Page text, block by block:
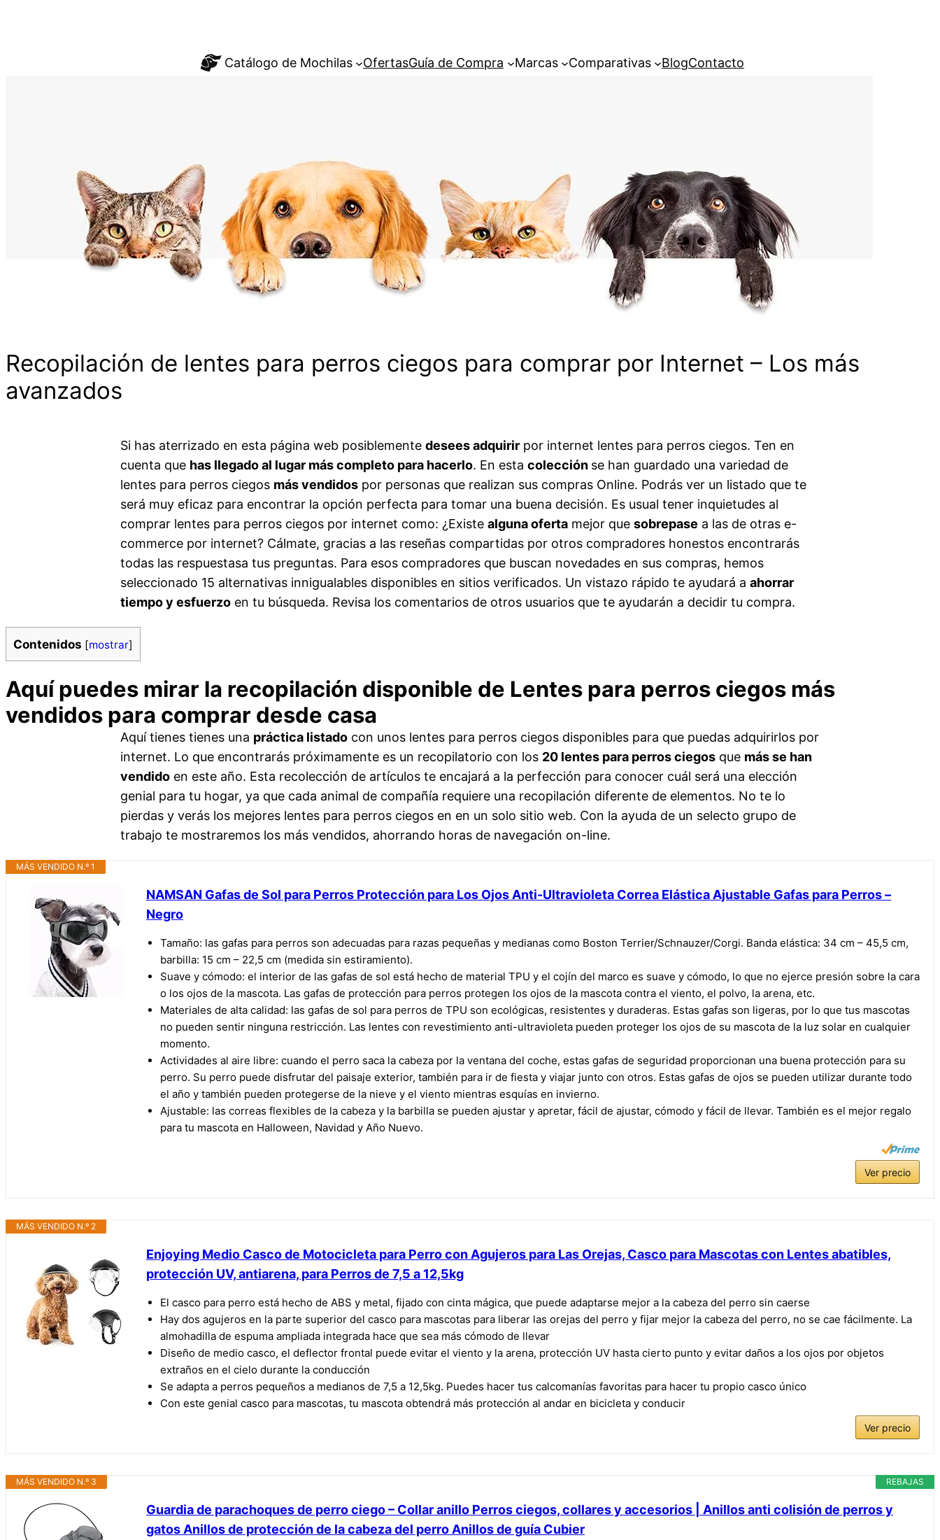
Catálogo de Mochilas OfertasGuía de Compra Marcas Comparativas BlogContacto
Recopilación de lentes para perros ciegos para comprar por Internet – Los más
avanzados
Si has aterrizado en esta página web posiblemente desees adquirir por internet lentes para perros ciegos. Ten en
cuenta que has llegado al lugar más completo para hacerlo. En esta colección se han guardado una variedad de
lentes para perros ciegos más vendidos por personas que realizan sus compras Online. Podrás ver un listado que te
será muy eficaz para encontrar la opción perfecta para tomar una buena decisión. Es usual tener inquietudes al
comprar lentes para perros ciegos por internet como: ¿Existe alguna oferta mejor que sobrepase a las de otras e-
commerce por internet? Cálmate, gracias a las reseñas compartidas por otros compradores honestos encontrarás
todas las respuestasa tus preguntas. Para esos compradores que buscan novedades en sus compras, hemos
seleccionado 15 alternativas innigualables disponibles en sitios verificados. Un vistazo rápido te ayudará a ahorrar
tiempo y esfuerzo en tu búsqueda. Revisa los comentarios de otros usuarios que te ayudarán a decidir tu compra.
Contenidos [mostrar]
Aquí puedes mirar la recopilación disponible de Lentes para perros ciegos más
vendidos para comprar desde casa
Aquí tienes tienes una práctica listado con unos lentes para perros ciegos disponibles para que puedas adquirirlos por
internet. Lo que encontrarás próximamente es un recopilatorio con los 20 lentes para perros ciegos que más se han
vendido en este año. Esta recolección de artículos te encajará a la perfección para conocer cuál será una elección
genial para tu hogar, ya que cada animal de compañía requiere una recopilación diferente de elementos. No te lo
pierdas y verás los mejores lentes para perros ciegos en en un solo sitio web. Con la ayuda de un selecto grupo de
trabajo te mostraremos los más vendidos, ahorrando horas de navegación on-line.
MÁS VENDIDO N.º 1
NAMSAN Gafas de Sol para Perros Protección para Los Ojos Anti-Ultravioleta Correa Elástica Ajustable Gafas para Perros –
Negro
Tamaño: las gafas para perros son adecuadas para razas pequeñas y medianas como Boston Terrier/Schnauzer/Corgi. Banda elástica: 34 cm – 45,5 cm,
barbilla: 15 cm – 22,5 cm (medida sin estiramiento).
Suave y cómodo: el interior de las gafas de sol está hecho de material TPU y el cojín del marco es suave y cómodo, lo que no ejerce presión sobre la cara
o los ojos de la mascota. Las gafas de protección para perros protegen los ojos de la mascota contra el viento, el polvo, la arena, etc.
Materiales de alta calidad: las gafas de sol para perros de TPU son ecológicas, resistentes y duraderas. Estas gafas son ligeras, por lo que tus mascotas
no pueden sentir ninguna restricción. Las lentes con revestimiento anti-ultravioleta pueden proteger los ojos de su mascota de la luz solar en cualquier
momento.
Actividades al aire libre: cuando el perro saca la cabeza por la ventana del coche, estas gafas de seguridad proporcionan una buena protección para su
perro. Su perro puede disfrutar del paisaje exterior, también para ir de fiesta y viajar junto con otros. Estas gafas de ojos se pueden utilizar durante todo
el año y también pueden protegerse de la nieve y el viento mientras esquías en invierno.
Ajustable: las correas flexibles de la cabeza y la barbilla se pueden ajustar y apretar, fácil de ajustar, cómodo y fácil de llevar. También es el mejor regalo
para tu mascota en Halloween, Navidad y Año Nuevo.
Ver precio
MÁS VENDIDO N.º 2
Enjoying Medio Casco de Motocicleta para Perro con Agujeros para Las Orejas, Casco para Mascotas con Lentes abatibles,
protección UV, antiarena, para Perros de 7,5 a 12,5kg
El casco para perro está hecho de ABS y metal, fijado con cinta mágica, que puede adaptarse mejor a la cabeza del perro sin caerse
Hay dos agujeros en la parte superior del casco para mascotas para liberar las orejas del perro y fijar mejor la cabeza del perro, no se cae fácilmente. La
almohadilla de espuma ampliada integrada hace que sea más cómodo de llevar
Diseño de medio casco, el deflector frontal puede evitar el viento y la arena, protección UV hasta cierto punto y evitar daños a los ojos por objetos
extraños en el cielo durante la conducción
Se adapta a perros pequeños a medianos de 7,5 a 12,5kg. Puedes hacer tus calcomanías favoritas para hacer tu propio casco único
Con este genial casco para mascotas, tu mascota obtendrá más protección al andar en bicicleta y conducir
Ver precio
REBAJAS
MÁS VENDIDO N.º 3
Guardia de parachoques de perro ciego – Collar anillo Perros ciegos, collares y accesorios | Anillos anti colisión de perros y
gatos Anillos de protección de la cabeza del perro Anillos de guía Cubier